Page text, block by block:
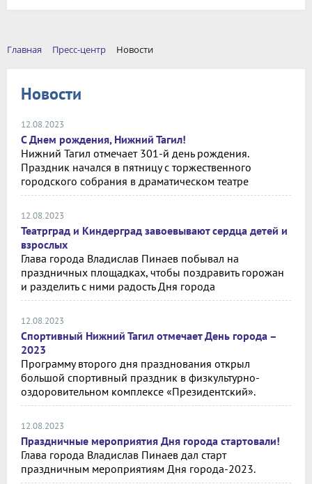
Главная Пресс-центр Новости
Новости
12.08.2023
С Днем рождения, Нижний Тагил!
Нижний Тагил отмечает 301-й день рождения.
Праздник начался в пятницу с торжественного
городского собрания в драматическом театре
12.08.2023
Театрград и Киндерград завоевывают сердца детей и
взрослых
Глава города Владислав Пинаев побывал на
праздничных площадках, чтобы поздравить горожан
и разделить с ними радость Дня города
12.08.2023
Спортивный Нижний Тагил отмечает День города –
2023
Программу второго дня празднования открыл
большой спортивный праздник в физкультурно-
оздоровительном комплексе «Президентский».
12.08.2023
Праздничные мероприятия Дня города стартовали!
Глава города Владислав Пинаев дал старт
праздничным мероприятиям Дня города-2023.